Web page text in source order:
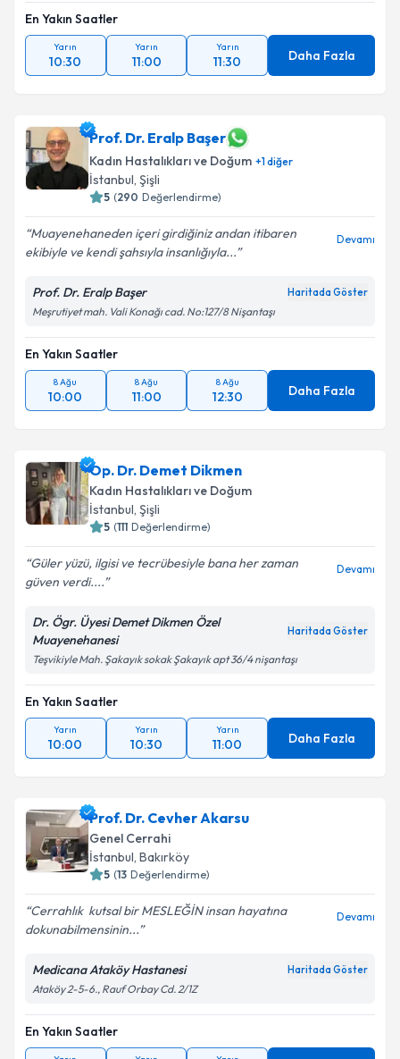
En Yakın Saatler
Yarın
10:30
Yarın
11:00
Yarın
11:30 Daha Fazla
Prof. Dr. Eralp Başer
Kadın Hastalıkları ve Doğum +1diğer
İstanbul, Şişli
5 (290 Değerlendirme)
Muayenehaneden içeri girdiğiniz andan itibaren
ekibiyle ve kendi şahsıyla insanlığıyla...
Devamı
Prof. Dr. Eralp Başer Haritada Göster
Meşrutiyet mah. Vali Konağı cad. No:127/8 Nişantaşı
En Yakın Saatler
8 Ağu
10:00
8 Ağu
11:00
8 Ağu
12:30 Daha Fazla
Op. Dr. Demet Dikmen
Kadın Hastalıkları ve Doğum
İstanbul, Şişli
5 (111 Değerlendirme)
Güler yüzü, ilgisi ve tecrübesiyle bana her zaman
güven verdi....
Devamı
Dr. Ögr. Üyesi Demet Dikmen Özel
Muayenehanesi
Haritada Göster
Teşvikiyle Mah. Şakayık sokak Şakayık apt 36/4 nişantaşı
En Yakın Saatler
Yarın
10:00
Yarın
10:30
Yarın
11:00 Daha Fazla
Prof. Dr. Cevher Akarsu
Genel Cerrahi
İstanbul, Bakırköy
5 (13 Değerlendirme)
Cerrahlık ️ kutsal bir MESLEĞİN insan hayatına
dokunabilmensinin...
Devamı
Medicana Ataköy Hastanesi Haritada Göster
Ataköy 2-5-6., Rauf Orbay Cd. 2/1Z
En Yakın Saatler